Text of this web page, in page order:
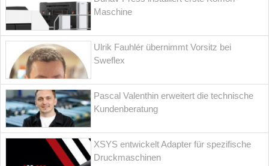
Maschine
Ulrik Fauhlér übernimmt Vorsitz bei
Sweflex
Pascal Valenthin erweitert die technische
Kundenberatung
XSYS entwickelt Adapter für spezifische
Druckmaschinen